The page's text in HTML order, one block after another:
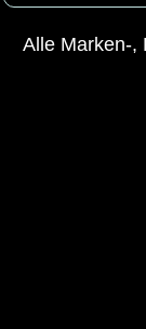
Alle Marken-,